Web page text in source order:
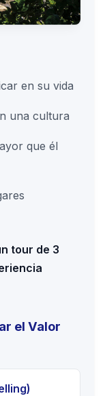
en su vida
una cultura
que él
tour de 3
el Valor